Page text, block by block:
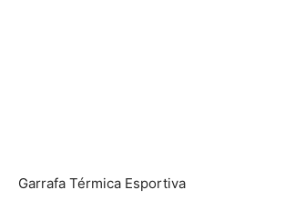
Garrafa Térmica Esportiva